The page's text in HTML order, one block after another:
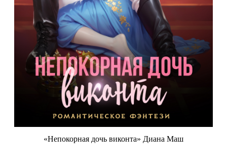
«Непокорная дочь виконта» Диана Маш